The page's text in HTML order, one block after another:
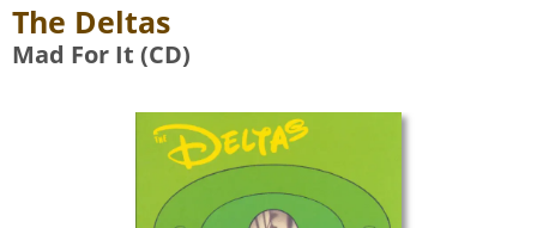
The Deltas
Mad For It (CD)